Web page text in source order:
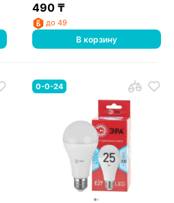
490 ₸
до 49
В корзину
0-0-24